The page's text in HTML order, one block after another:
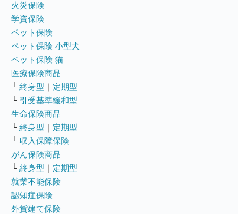
火災保険
学資保険
ペット保険
ペット保険 小型犬
ペット保険 猫
医療保険商品
└ 終身型 ｜ 定期型
└ 引受基準緩和型
生命保険商品
└ 終身型 ｜ 定期型
└ 収入保障保険
がん保険商品
└ 終身型 ｜ 定期型
就業不能保険
認知症保険
外貨建て保険